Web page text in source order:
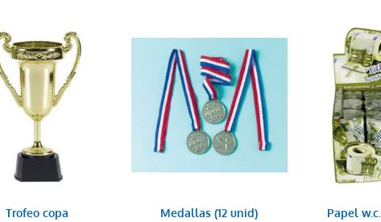
Trofeo copa Medallas (12 unid) Papel